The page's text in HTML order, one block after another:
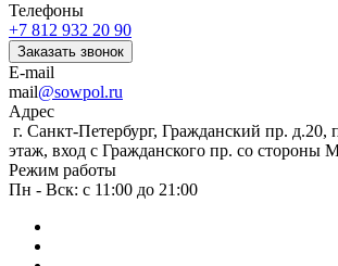
Телефоны
+7 812 932 20 90
Заказать звонок
E-mail
mail@sowpol.ru
Адрес
г. Санкт-Петербург, Гражданский пр.
этаж, вход с Гражданского пр. со стороны
Режим работы
Пн - Вск: с 11:00 до 21:00